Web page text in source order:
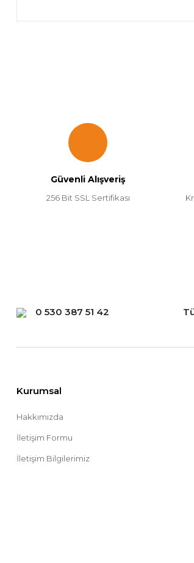
Ürün açıklamasında eksik bilgiler
Ürün bilgilerinde hatalar bulunuyor.
Güvenli Alışveriş
256 Bit SSL Sertifikası
0 530 387 51 42
Kurumsal
Hakkımızda
İletişim Formu
İletişim Bilgilerimiz